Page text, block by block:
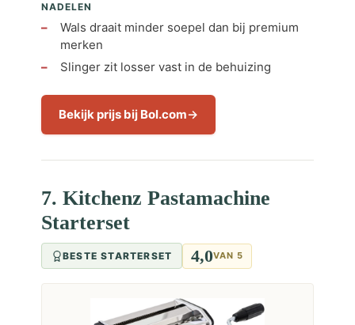
NADELEN
Wals draait minder soepel dan bij premium
merken
Slinger zit losser vast in de behuizing
Bekijk prijs bij Bol.com
7. Kitchenz Pastamachine
Starterset
BESTE STARTERSET 4,0VAN 5